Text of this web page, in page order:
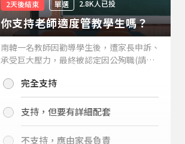
2天後結束 單選 2.8K人已投
你支持老師適度管教學生嗎？
南韓一名教師因勸導學生後，遭家長申訴、
承受巨大壓力，最終被認定因公殉職(請見
你支持老師適度管教學生嗎？
完全支持
支持，但要有詳細配套
不支持，應由家長負責